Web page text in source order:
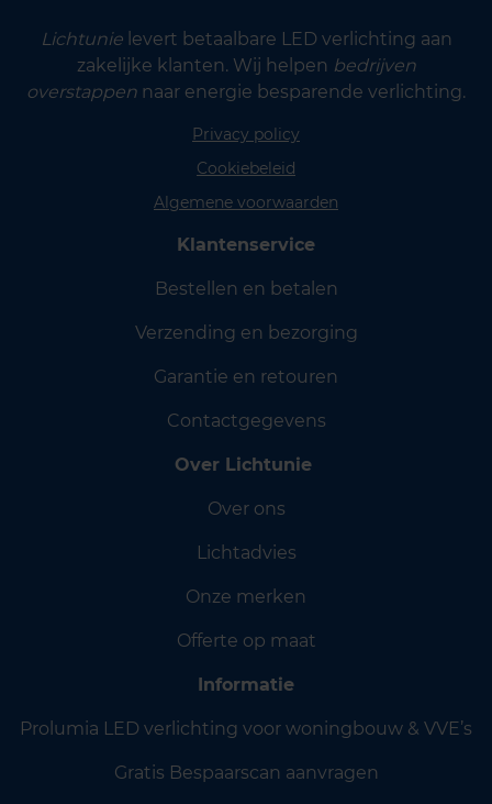
Lichtunielevert betaalbare LED verlichting aan
zakelijke klanten. Wij helpen bedrijven
overstappen naar energie besparende verlichting.
Privacy policy
Cookiebeleid
Algemene voorwaarden
Klantenservice
Bestellen en betalen
Verzending en bezorging
Garantie en retouren
Contactgegevens
Over Lichtunie
Over ons
Lichtadvies
Onze merken
Offerte op maat
Informatie
Prolumia LED verlichting voor woningbouw & VVE’s
Gratis Bespaarscan aanvragen